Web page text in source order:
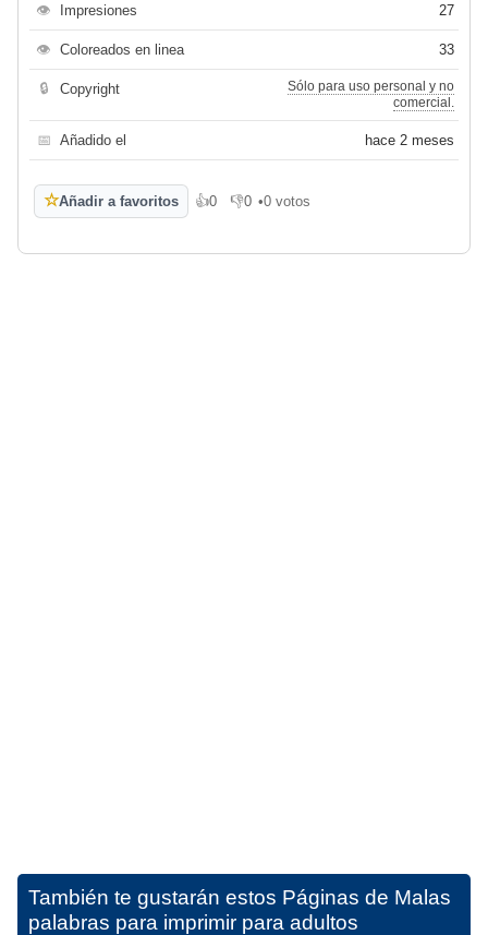
👁 Impresiones 27
👁 Coloreados en linea 33
🔒 Copyright
Sólo para uso personal y no
comercial.
📅 Añadido el hace 2 meses
☆Añadir a favoritos 👍0
Me gusta
👎0
No me gusta
•0 votos
También te gustarán estos Páginas de Malas
palabras para imprimir para adultos